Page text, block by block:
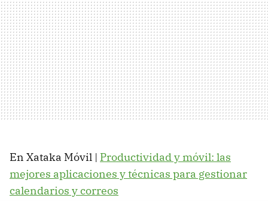
En Xataka Móvil | Productividad y móvil: las
mejores aplicaciones y técnicas para gestionar
calendarios y correos